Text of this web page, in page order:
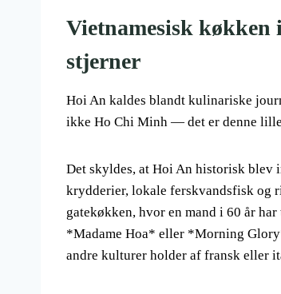
Vietnamesisk køkken
stjerner
Hoi An kaldes blandt kulinariske
ikke Ho Chi Minh — det er denne
Det skyldes, at Hoi An historisk blev
krydderier, lokale ferskvandsfisk og
gatekøkken, hvor en mand i 60 år
*Madame Hoa* eller *Morning
andre kulturer holder af fransk eller